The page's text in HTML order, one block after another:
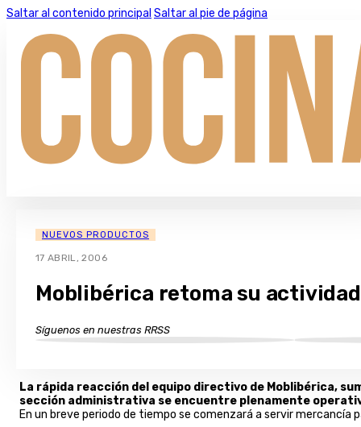
Saltar al contenido principal Saltar al pie de página
NUEVOS PRODUCTOS
17 ABRIL, 2006
Moblibérica retoma su
Síguenos en nuestras RRSS
La rápida reacción del equipo directivo de Moblibérica,
sección administrativa se encuentre plenamente
En un breve periodo de tiempo se comenzará a servir